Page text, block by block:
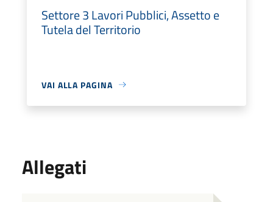
Settore 3 Lavori Pubblici, Assetto e
Tutela del Territorio
VAI ALLA PAGINA
Allegati